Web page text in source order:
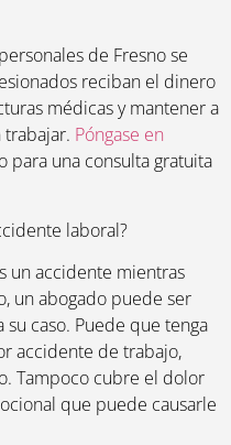
de Fresno se
reciban el dinero
médicas y mantener a
Póngase en
para una consulta gratuita
laboral?
un accidente mientras
un abogado puede ser
caso. Puede que tenga
accidente de trabajo,
Tampoco cubre el dolor
que puede causarle